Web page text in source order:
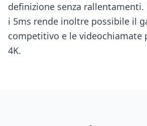
definizione senza rallentamenti.
i 5ms rende inoltre possibile il
competitivo e le videochiamate
4K.